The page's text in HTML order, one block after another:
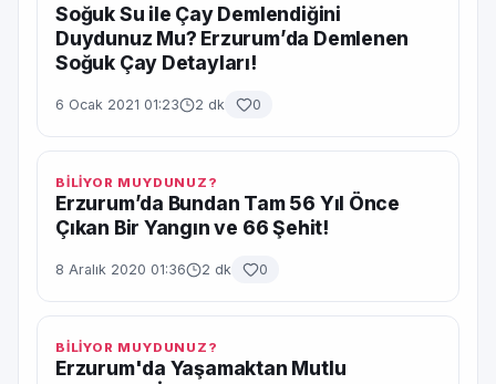
Soğuk Su ile Çay Demlendiğini
Duydunuz Mu? Erzurum’da Demlenen
Soğuk Çay Detayları!
6 Ocak 2021 01:23 2 dk 0
BİLİYOR MUYDUNUZ?
Erzurum’da Bundan Tam 56 Yıl Önce
Çıkan Bir Yangın ve 66 Şehit!
8 Aralık 2020 01:36 2 dk 0
BİLİYOR MUYDUNUZ?
Erzurum'da Yaşamaktan Mutlu